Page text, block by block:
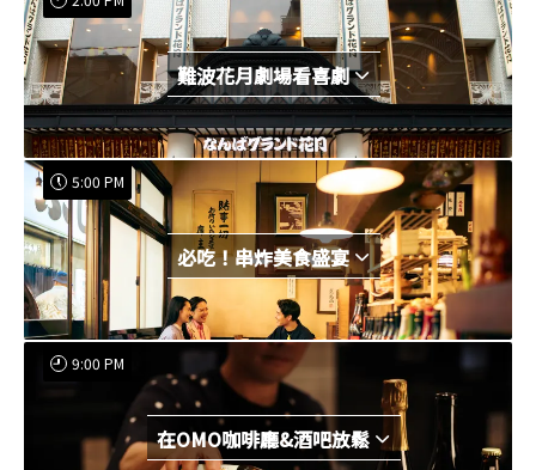
難波花月劇場看喜劇
必吃！串炸美食盛宴
5:00 PM
在OMO咖啡廳&酒吧放鬆
9:00 PM